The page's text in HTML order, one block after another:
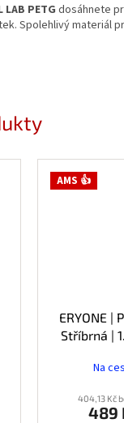
AMS 👍
ERYONE |
Stříbrná |
Na
404,13 Kč
489
LAB PETG dosáhnete
Spolehlivý materiál